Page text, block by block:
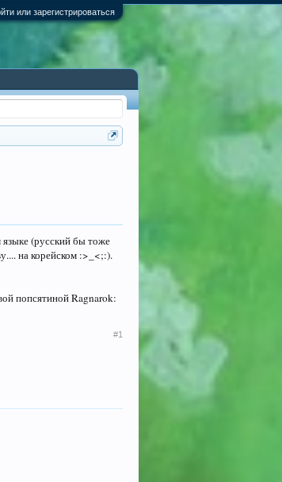
или зарегистрироваться
языке (русский бы тоже
на корейском :>_<;:).
попсятиной Ragnarok:
#1